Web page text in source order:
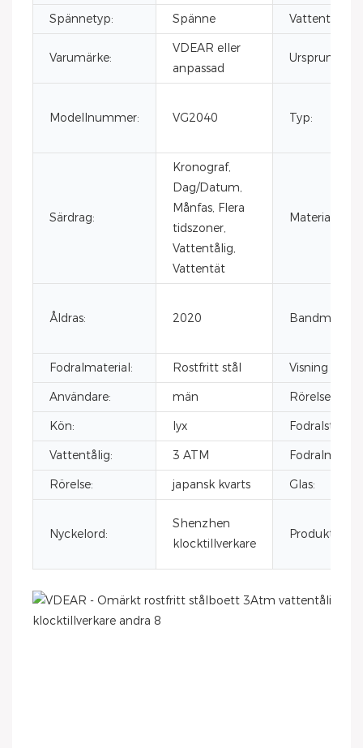
Spännetyp:
Spänne
Varumärke:
VDEAR eller
anpassad
Ursprungsort:
Modellnummer: VG2040 Typ:
Särdrag:
Kronograf,
Dag/Datum,
Månfas, Flera
tidszoner,
Vattentålig,
Vattentät
Material:
Åldras: 2020
Fodralmaterial: Rostfritt stål
Visning av
Användare:
män
Kön:
lyx
Fodralstorlek:
Vattentålig:
3 ATM
Rörelse:
japansk kvarts Glas:
Nyckelord:
Shenzhen
klocktillverkare